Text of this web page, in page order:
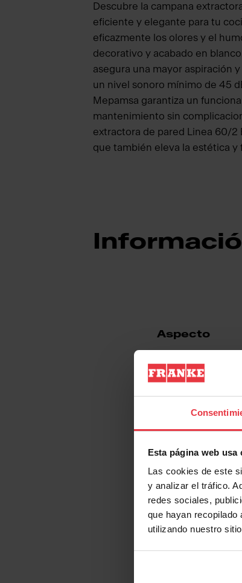
Esta página web usa
Las cookies de este
y analizar el tráfico.
redes sociales,
que hayan
utilizando nuestro
Descubre la campana
eficiente y elegante para tu
eficazmente los olores y el
decorativo y acabado en
asegura una mayor aspiración
un nivel sonoro mínimo de 45
Mepamsa garantiza un
mantenimiento sin
extractora de pared Linea 60/2
que también eleva la estética
Aspecto
EAN/UPC
Categoría de